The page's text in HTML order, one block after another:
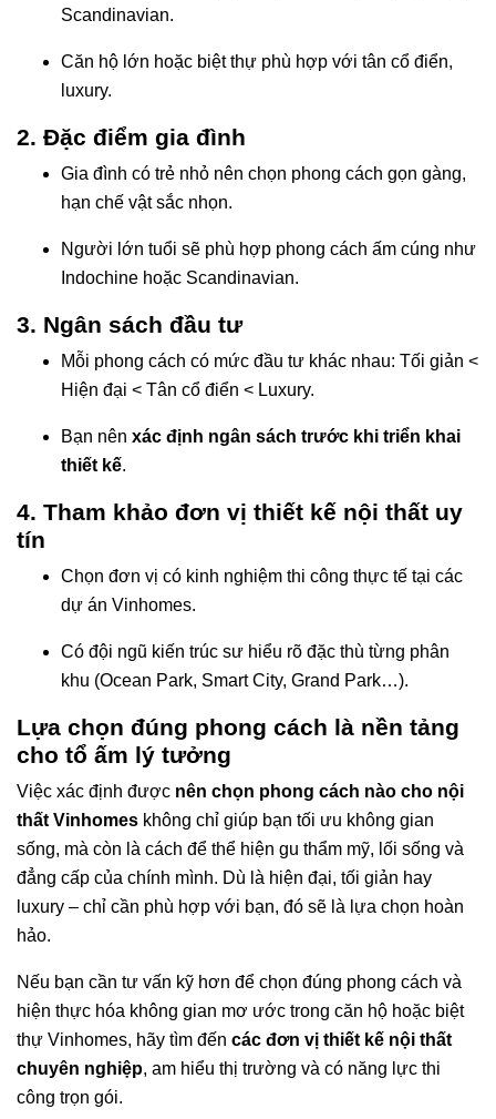
Scandinavian.
Căn hộ lớn hoặc biệt thự phù hợp với tân cổ điển,
luxury.
2. Đặc điểm gia đình
Gia đình có trẻ nhỏ nên chọn phong cách gọn gàng,
hạn chế vật sắc nhọn.
Người lớn tuổi sẽ phù hợp phong cách ấm cúng như
Indochine hoặc Scandinavian.
3. Ngân sách đầu tư
Mỗi phong cách có mức đầu tư khác nhau: Tối giản <
Hiện đại < Tân cổ điển < Luxury.
Bạn nên xác định ngân sách trước khi triển khai
thiết kế.
4. Tham khảo đơn vị thiết kế nội thất uy
tín
Chọn đơn vị có kinh nghiệm thi công thực tế tại các
dự án Vinhomes.
Có đội ngũ kiến trúc sư hiểu rõ đặc thù từng phân
khu (Ocean Park, Smart City, Grand Park…).
Lựa chọn đúng phong cách là nền tảng
cho tổ ấm lý tưởng
Việc xác định được nên chọn phong cách nào cho nội
thất Vinhomes không chỉ giúp bạn tối ưu không gian
sống, mà còn là cách để thể hiện gu thẩm mỹ, lối sống và
đẳng cấp của chính mình. Dù là hiện đại, tối giản hay
luxury – chỉ cần phù hợp với bạn, đó sẽ là lựa chọn hoàn
hảo.
Nếu bạn cần tư vấn kỹ hơn để chọn đúng phong cách và
hiện thực hóa không gian mơ ước trong căn hộ hoặc biệt
thự Vinhomes, hãy tìm đến các đơn vị thiết kế nội thất
chuyên nghiệp, am hiểu thị trường và có năng lực thi
công trọn gói.